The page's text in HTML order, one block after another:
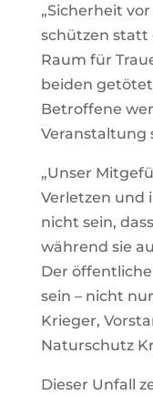
„Sicherheit
schützen statt
Raum für
beiden
Betroffene
Veranstaltung
„Unser
Verletzen und
nicht sein,
während sie
Der
sein – nicht
Krieger,
Naturschutz
Dieser Unfall